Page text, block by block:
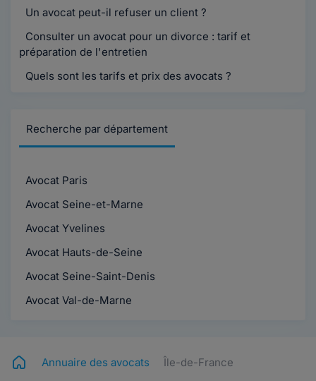
Un avocat peut-il refuser un client ?
Consulter un avocat pour un divorce : tarif et
préparation de l'entretien
Quels sont les tarifs et prix des avocats ?
Recherche par département
Avocat Paris
Avocat Seine-et-Marne
Avocat Yvelines
Avocat Hauts-de-Seine
Avocat Seine-Saint-Denis
Avocat Val-de-Marne
Annuaire des avocats Île-de-France